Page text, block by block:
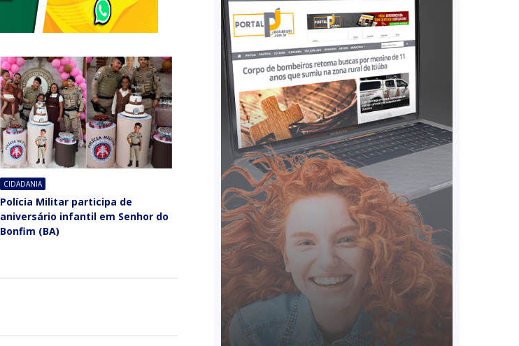
CIDADANIA
Polícia Militar participa de
aniversário infantil em Senhor do
Bonfim (BA)